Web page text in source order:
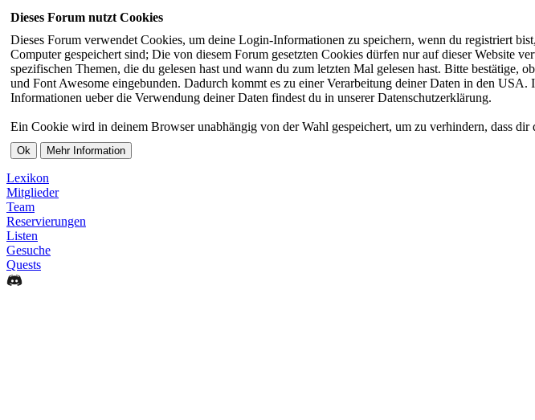
Dieses Forum nutzt Cookies
Dieses Forum verwendet Cookies, um deine Login-Informationen zu speichern, wenn du registriert
Computer gespeichert sind; Die von diesem Forum gesetzten Cookies dürfen nur auf dieser Website
spezifischen Themen, die du gelesen hast und wann du zum letzten Mal gelesen hast. Bitte bestätige,
und Font Awesome eingebunden. Dadurch kommt es zu einer Verarbeitung deiner Daten in den
Informationen ueber die Verwendung deiner Daten findest du in unserer Datenschutzerklärung.
Ein Cookie wird in deinem Browser unabhängig von der Wahl gespeichert, um zu verhindern, dass dir
Lexikon
Mitglieder
Team
Reservierungen
Listen
Gesuche
Quests